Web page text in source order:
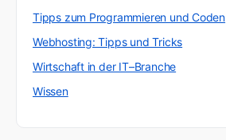
Tipps zum Programmieren und Coden
Webhosting: Tipps und Tricks
Wirtschaft in der IT–Branche
Wissen